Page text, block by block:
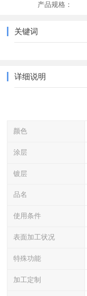
产品规格：
关键词
详细说明
颜色
涂层
镀层
品名
使用条件
表面加工状况
特殊功能
加工定制